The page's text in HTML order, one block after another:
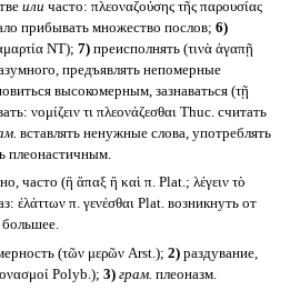
или часто: πλεοναζούσης τῆς παρουσίας
прибывать множество послов; 6)
NT); 7)преисполнять (τινὰ ἀγαπῇ
предъявлять непомерные
высокомерным, зазнаваться (τῇ
νομίζειν τι πλεονάζεσθαι Thuc. считать
вставлять ненужные слова, употреблять
плеонастичным.
часто (ἢ ἅπαξ ἢ καὶ π. Plat.; λέγειν τὸ
ἐλάττων π. γενέσθαι Plat. возникнуть от
(τῶν μερῶν Arst.); 2)раздувание,
Polyb.); 3) грам. плеоназм.